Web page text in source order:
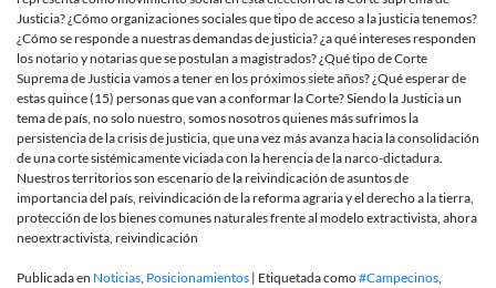
Justicia? ¿Cómo organizaciones sociales que tipo de acceso a la justicia tenemos?
¿Cómo se responde a nuestras demandas de justicia? ¿a qué intereses responden
los notario y notarias que se postulan a magistrados? ¿Qué tipo de Corte
Suprema de Justicia vamos a tener en los próximos siete años? ¿Qué esperar de
estas quince (15) personas que van a conformar la Corte? Siendo la Justicia un
tema de país, no solo nuestro, somos nosotros quienes más sufrimos la
persistencia de la crisis de justicia, que una vez más avanza hacia la consolidación
de una corte sistémicamente viciada con la herencia de la narco-dictadura.
Nuestros territorios son escenario de la reivindicación de asuntos de
importancia del país, reivindicación de la reforma agraria y el derecho a la tierra,
protección de los bienes comunes naturales frente al modelo extractivista, ahora
neoextractivista, reivindicación
Publicada en Noticias, Posicionamientos | Etiquetada como#Campecinos,